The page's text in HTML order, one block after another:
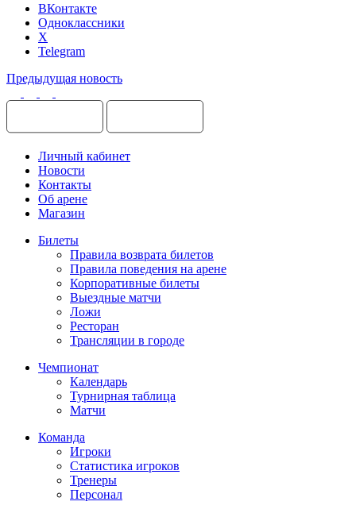
ВКонтакте
Одноклассники
X
Telegram
Предыдущая новость
Личный кабинет
Новости
Контакты
Об арене
Магазин
Билеты
Правила возврата билетов
Правила поведения на арене
Корпоративные билеты
Выездные матчи
Ложи
Ресторан
Трансляции в городе
Чемпионат
Календарь
Турнирная таблица
Матчи
Команда
Игроки
Статистика игроков
Тренеры
Персонал